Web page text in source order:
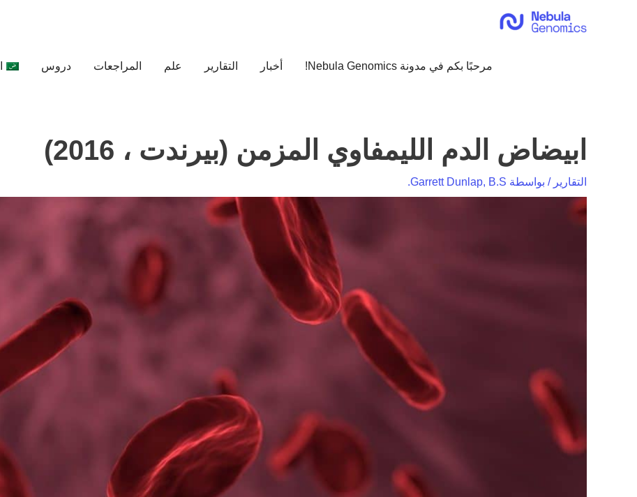
مرحبًا بكم في مدونة Nebula Genomics! أخبار التقارير علم المراجعات دروس
ابيضاض الدم الليمفاوي المزمن (بيرندت ، 2016)
التقارير / بواسطة Garrett Dunlap, B.S.